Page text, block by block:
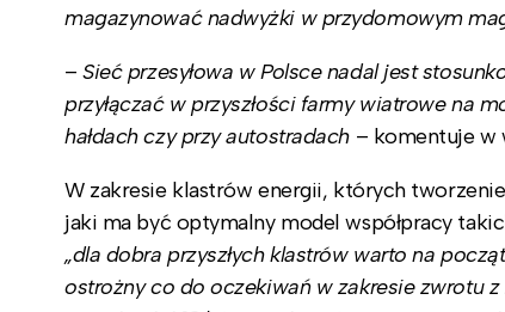
magazynować nadwyżki w przydomowym
– Sieć przesyłowa w Polsce nadal jest
przyłączać w przyszłości farmy wiatrowe na
hałdach czy przy autostradach – komentuje w
W zakresie klastrów energii, których
jaki ma być optymalny model współpracy
„dla dobra przyszłych klastrów warto na
ostrożny co do oczekiwań w zakresie zwrotu